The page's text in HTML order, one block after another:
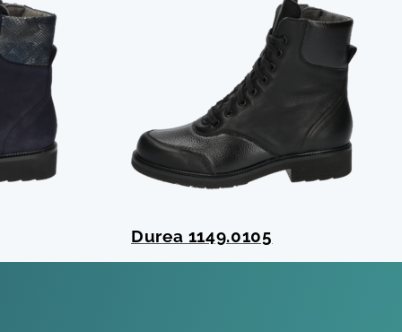
Durea 1149.0105